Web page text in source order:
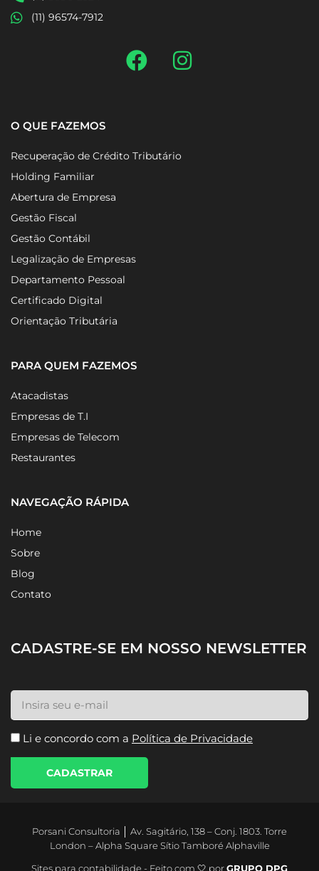
(11) 96574-7912
O QUE FAZEMOS
Recuperação de Crédito Tributário
Holding Familiar
Abertura de Empresa
Gestão Fiscal
Gestão Contábil
Legalização de Empresas
Departamento Pessoal
Certificado Digital
Orientação Tributária
PARA QUEM FAZEMOS
Atacadistas
Empresas de T.I
Empresas de Telecom
Restaurantes
NAVEGAÇÃO RÁPIDA
Home
Sobre
Blog
Contato
CADASTRE-SE EM NOSSO NEWSLETTER
Li e concordo com a Política de Privacidade
CADASTRAR
Porsani Consultoria │ Av. Sagitário, 138 – Conj. 1803. Torre
London – Alpha Square Sítio Tamboré Alphaville
Sites para contabilidade - Feito com 🤍 porGRUPO DPG